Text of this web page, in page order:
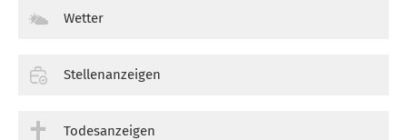
Wetter
Stellenanzeigen
Todesanzeigen